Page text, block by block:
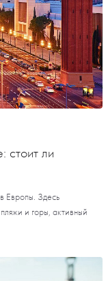
стоит ли
Европы. Здесь
и горы, активный